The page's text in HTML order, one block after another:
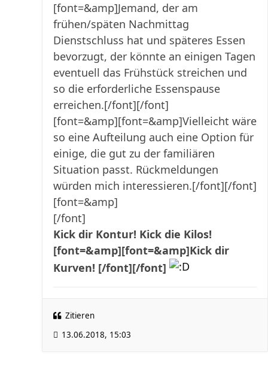
[font=&amp]Jemand, der am
frühen/späten Nachmittag
Dienstschluss hat und späteres Essen
bevorzugt, der könnte an einigen Tagen
eventuell das Frühstück streichen und
so die erforderliche Essenspause
erreichen.[/font][/font]
[font=&amp][font=&amp]Vielleicht wäre
so eine Aufteilung auch eine Option für
einige, die gut zu der familiären
Situation passt. Rückmeldungen
würden mich interessieren.[/font][/font]
[font=&amp]
[/font]
Kick dir Kontur! Kick die Kilos!
[font=&amp][font=&amp]Kick dir
Kurven! [/font][/font]
Zitieren
13.06.2018, 15:03